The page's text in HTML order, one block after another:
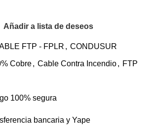
Añadir a lista de deseos
FTP - FPLR , CONDUSUR
Cobre, Cable Contra Incendio, FTP
100% segura
bancaria y Yape